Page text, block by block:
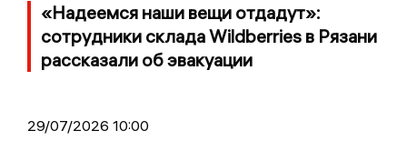
«Надеемся наши вещи отдадут»:
сотрудники склада Wildberries в Рязани
рассказали об эвакуации
29/07/2026 10:00